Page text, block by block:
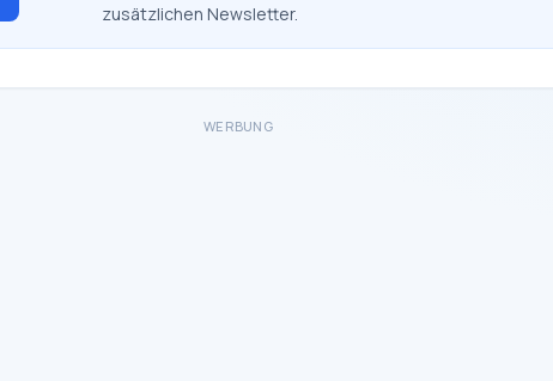
zusätzlichen Newsletter.
WERBUNG